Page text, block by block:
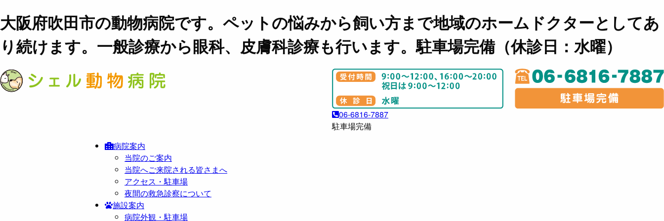
大阪府吹田市の動物病院です。ペットの悩みから飼い方まで地域のホームドクターとしてあ
り続けます。一般診療から眼科、皮膚科診療も行います。駐車場完備（休診日：水曜）
06-6816-7887
駐車場完備
病院案内
当院のご案内
当院へご来院される皆さまへ
アクセス・駐車場
夜間の救急診察について
施設案内
病院外観・駐車場